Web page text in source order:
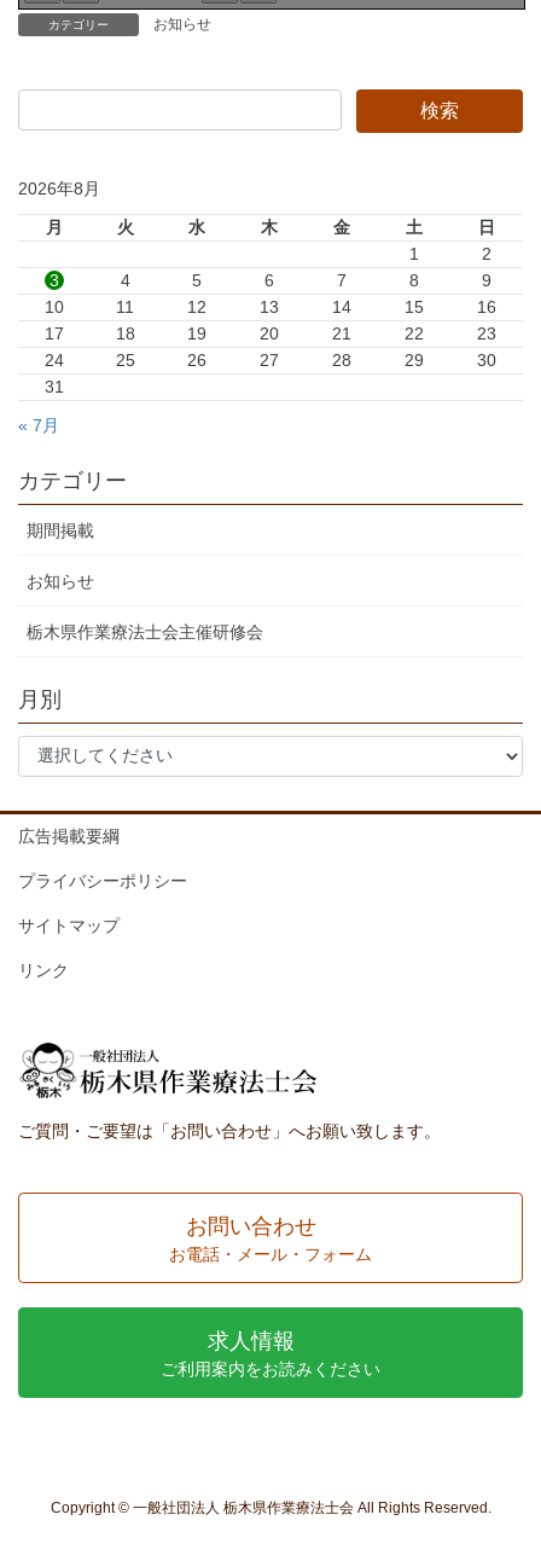
カテゴリー お知らせ
2026年8月
月 火 水 木 金 土
日
1
2
3
4 5 6 7 8
9
10
11 12 13 14 15
16
17
18 19 20 21 22
23
24
25 26 27 28 29
30
31
« 7月
カテゴリー
期間掲載
お知らせ
栃木県作業療法士会主催研修会
月別
広告掲載要綱
プライバシーポリシー
サイトマップ
リンク
ご質問・ご要望は「お問い合わせ」へお願い致します。
お問い合わせ
お電話・メール・フォーム
求人情報
ご利用案内をお読みください
Copyright © 一般社団法人 栃木県作業療法士会 All Rights Reserved.